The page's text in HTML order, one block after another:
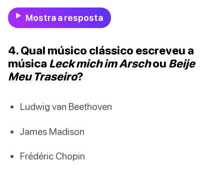
Mostra a resposta
4. Qual músico clássico escreveu a
música Leck mich im Arschou Beije
Meu Traseiro?
Ludwig van Beethoven
James Madison
Frédéric Chopin